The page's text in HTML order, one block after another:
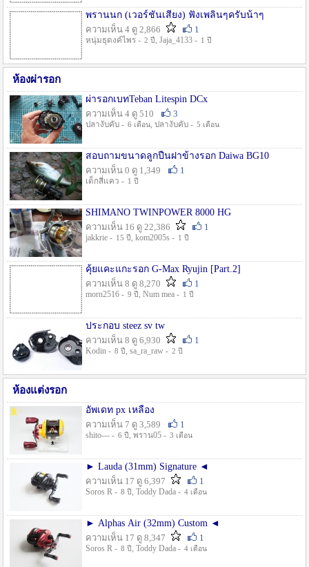
พรานนก (เวอร์ชั่นเสียง) ฟังเพลินๆครับน้าๆ
ความเห็น 4 ดู 2,866
1
หนุ่มธุดงค์ไพร - 2 ปี , Jaja_4133 - 1 ปี
ห้องผ่ารอก
ผ่ารอกเบทTeban Litespin DCx
ความเห็น 4 ดู 510
3
ปลางับคับ - 6 เดือน, ปลางับคับ - 5 เดือน
สอบถามขนาดลูกปืนฝาข้างรอก Daiwa BG10
ความเห็น 0 ดู 1,349
1
เด็กสี่แคว - 1 ปี
SHIMANO TWINPOWER 8000 HG
ความเห็น 16 ดู 22,386
1
jakkrie - 15 ปี , kom2005s - 1 ปี
คุ้ยแคะแกะรอก G-Max Ryujin [Part.2]
ความเห็น 8 ดู 8,270
1
morn2516 - 9 ปี , Num mea - 1 ปี
ประกอบ steez sv tw
ความเห็น 8 ดู 6,930
1
Kodin - 8 ปี , sa_ra_raw - 2 ปี
ห้องแต่งรอก
อัพเดท px เหลือง
ความเห็น 7 ดู 3,589
1
shito--- - 6 ปี , พราน05 - 3 เดือน
► Lauda (31mm) Signature ◄
ความเห็น 17 ดู 6,397
1
Soros R - 8 ปี , Toddy Dada - 4 เดือน
► Alphas Air (32mm) Custom ◄
ความเห็น 17 ดู 8,347
1
Soros R - 8 ปี , Toddy Dada - 4 เดือน